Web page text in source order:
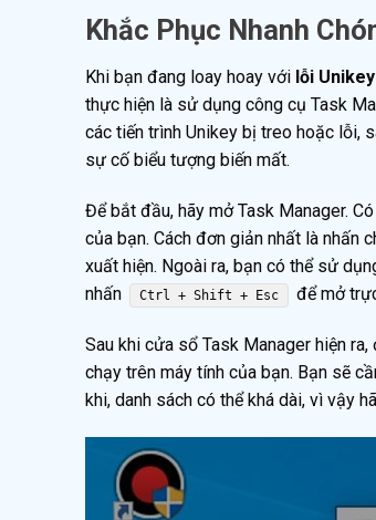
Khắc Phục Nhanh
Khi bạn đang loay hoay với lỗi
thực hiện là sử dụng công cụ Task
các tiến trình Unikey bị treo hoặc lỗi,
sự cố biểu tượng biến mất.
Để bắt đầu, hãy mở Task Manager.
của bạn. Cách đơn giản nhất là nhấn
xuất hiện. Ngoài ra, bạn có thể sử
nhấn
Ctrl + Shift + Esc để mở
Sau khi cửa sổ Task Manager hiện
chạy trên máy tính của bạn. Bạn sẽ
khi, danh sách có thể khá dài, vì vậy